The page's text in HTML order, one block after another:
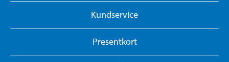
Kundservice
Presentkort